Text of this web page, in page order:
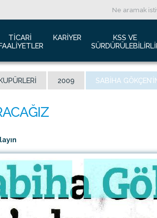
Berhad
TICARI
Havacılık Pazarlama
Reklam Fırsatları
Kiralık Alanlar
Konferans Salonu
İhale Duyuruları
KARIYER
İnsan Kaynakları Politikası
KSS VE
Yeşil Havaalanı
Engelsiz
2009 SABIHA